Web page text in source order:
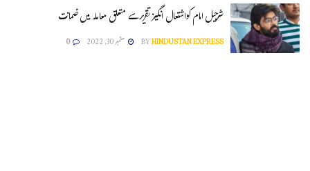
شرجیل امام کواشتعال انگیز تقریرسے متعلق معاملہ میں ضمانت
BYHINDUSTAN EXPRESS ستمبر 30, 2022 0